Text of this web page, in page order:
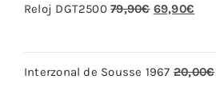
Reloj DGT2500 79,90€ El
era:
69,90€
es:
Interzonal de Sousse 1967 20,00€